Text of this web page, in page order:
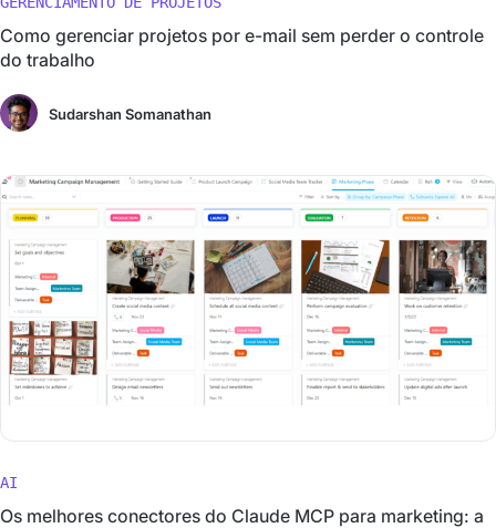
Como gerenciar projetos por e-mail sem perder o controle
do trabalho
Sudarshan Somanathan
AI
Os melhores conectores do Claude MCP para marketing: a